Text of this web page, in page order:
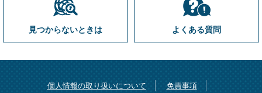
見つからないときは よくある質問
個人情報の取り扱いについて
免責事項